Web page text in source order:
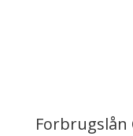
Forbrugslån